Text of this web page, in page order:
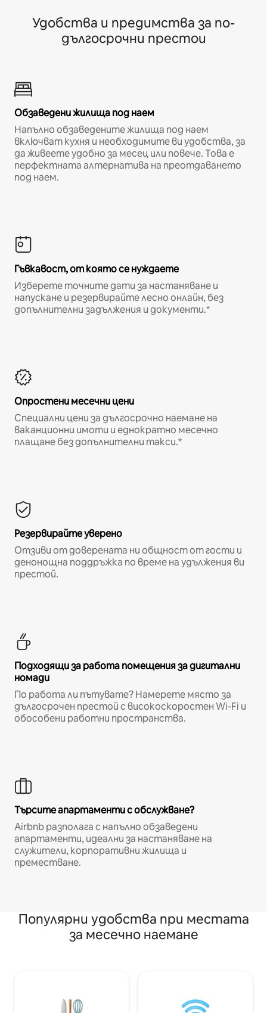
Удобства и предимства за по-
дългосрочни престои
Обзаведени жилища под наем
Напълно обзаведените жилища под наем
включват кухня и необходимите ви удобства, за
да живеете удобно за месец или повече. Това е
перфектната алтернатива на преотдаването
под наем.
Гъвкавост, от която се нуждаете
Изберете точните дати за настаняване и
напускане и резервирайте лесно онлайн, без
допълнителни задължения и документи.*
Опростени месечни цени
Специални цени за дългосрочно наемане на
ваканционни имоти и еднократно месечно
плащане без допълнителни такси.*
Резервирайте уверено
Отзиви от доверената ни общност от гости и
денонощна поддръжка по време на удължения ви
престой.
Подходящи за работа помещения за дигитални
номади
По работа ли пътувате? Намерете място за
дългосрочен престой с високоскоростен Wi-Fi и
обособени работни пространства.
Търсите апартаменти с обслужване?
Airbnb разполага с напълно обзаведени
апартаменти, идеални за настаняване на
служители, корпоративни жилища и
преместване.
Популярни удобства при местата
за месечно наемане